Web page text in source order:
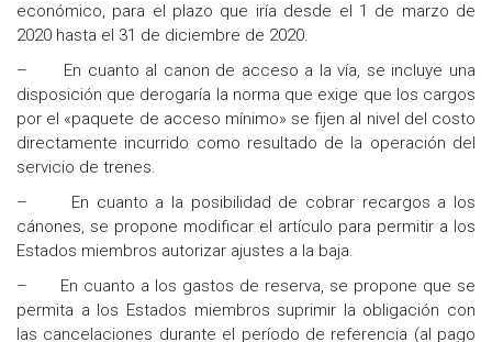
económico, para el plazo que iría desde el 1 de marzo de
2020 hasta el 31 de diciembre de 2020.
– En cuanto al canon de acceso a la vía, se incluye una
disposición que derogaría la norma que exige que los cargos
por el «paquete de acceso mínimo» se fijen al nivel del costo
directamente incurrido como resultado de la operación del
servicio de trenes.
– En cuanto a la posibilidad de cobrar recargos a los
cánones, se propone modificar el artículo para permitir a los
Estados miembros autorizar ajustes a la baja.
– En cuanto a los gastos de reserva, se propone que se
permita a los Estados miembros suprimir la obligación con
las cancelaciones durante el período de referencia (al pago